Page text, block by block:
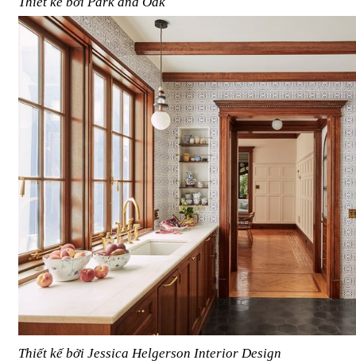
Thiết kế bởi Jessica Helgerson Interior Design